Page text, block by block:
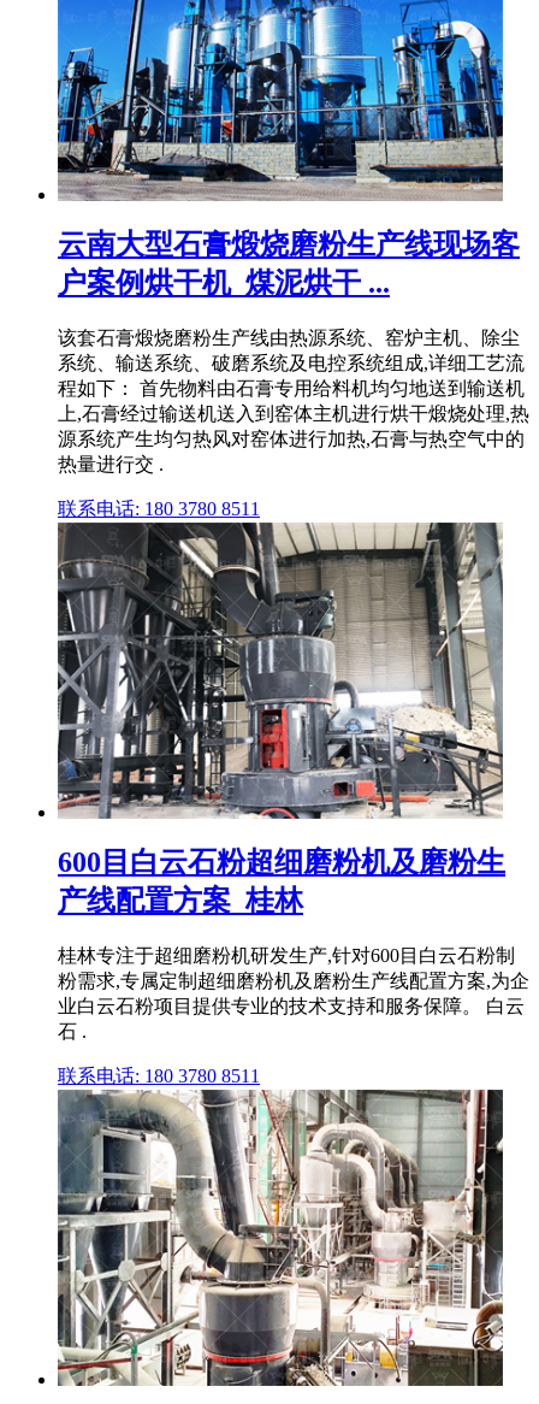
云南大型石膏煅烧磨粉生产线现场客
户案例烘干机_煤泥烘干 ...
该套石膏煅烧磨粉生产线由热源系统、窑炉主机、除尘
系统、输送系统、破磨系统及电控系统组成,详细工艺流
程如下： 首先物料由石膏专用给料机均匀地送到输送机
上,石膏经过输送机送入到窑体主机进行烘干煅烧处理,热
源系统产生均匀热风对窑体进行加热,石膏与热空气中的
热量进行交 .
联系电话: 180 3780 8511
600目白云石粉超细磨粉机及磨粉生
产线配置方案_桂林
桂林专注于超细磨粉机研发生产,针对600目白云石粉制
粉需求,专属定制超细磨粉机及磨粉生产线配置方案,为企
业白云石粉项目提供专业的技术支持和服务保障。 白云
石 .
联系电话: 180 3780 8511